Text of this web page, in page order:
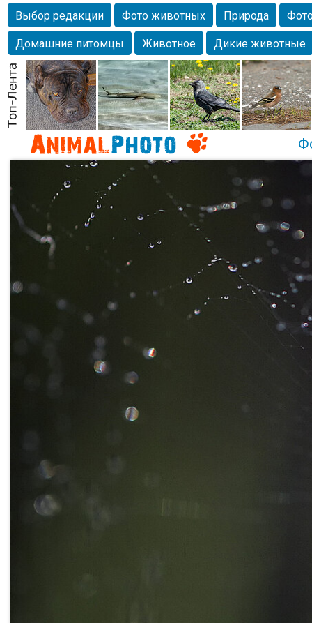
Выбор редакции Фото животных Природа
Домашние питомцы
Животное
Дикие животные
Собаки
Alexanderandronik Млекопитающие
Морда
Собачка Осень Портрет
Домашние
Насекомое
Коты Lebert Дикие птицы Утка